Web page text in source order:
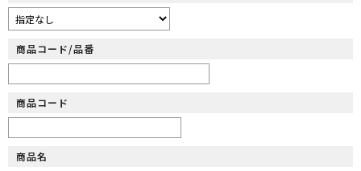
商品コード/品番
商品コード
商品名